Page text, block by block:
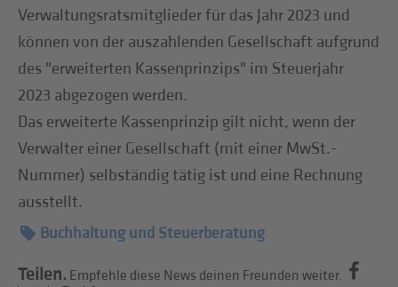
Verwaltungsratsmitglieder für das Jahr 2023 und
können von der auszahlenden Gesellschaft aufgrund
des "erweiterten Kassenprinzips" im Steuerjahr
2023 abgezogen werden.
Das erweiterte Kassenprinzip gilt nicht, wenn der
Verwalter einer Gesellschaft (mit einer MwSt.-
Nummer) selbständig tätig ist und eine Rechnung
ausstellt.
Buchhaltung und Steuerberatung
Teilen. Empfehle diese News deinen Freunden weiter.